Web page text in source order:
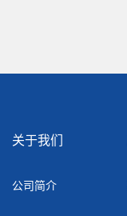
关于我们
公司简介